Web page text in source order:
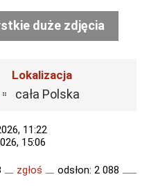
duże zdjęcia
Lokalizacja
cała Polska
11:22
15:06
zgłoś odsłon: 2 088